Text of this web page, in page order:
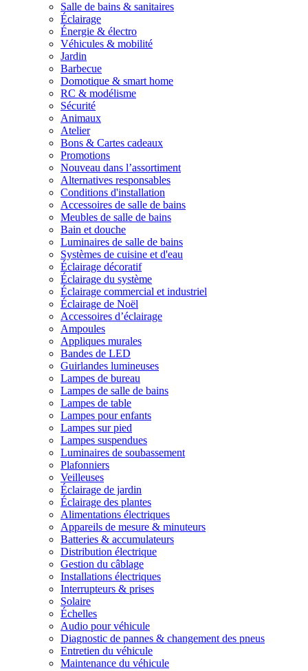
Salle de bains & sanitaires
Éclairage
Énergie & électro
Véhicules & mobilité
Jardin
Barbecue
Domotique & smart home
RC & modélisme
Sécurité
Animaux
Atelier
Bons & Cartes cadeaux
Promotions
Nouveau dans l’assortiment
Alternatives responsables
Conditions d'installation
Accessoires de salle de bains
Meubles de salle de bains
Bain et douche
Luminaires de salle de bains
Systèmes de cuisine et d'eau
Éclairage décoratif
Éclairage du système
Éclairage commercial et industriel
Éclairage de Noël
Accessoires d’éclairage
Ampoules
Appliques murales
Bandes de LED
Guirlandes lumineuses
Lampes de bureau
Lampes de salle de bains
Lampes de table
Lampes pour enfants
Lampes sur pied
Lampes suspendues
Luminaires de soubassement
Plafonniers
Veilleuses
Éclairage de jardin
Éclairage des plantes
Alimentations électriques
Appareils de mesure & minuteurs
Batteries & accumulateurs
Distribution électrique
Gestion du câblage
Installations électriques
Interrupteurs & prises
Solaire
Échelles
Audio pour véhicule
Diagnostic de pannes & changement des pneus
Entretien du véhicule
Maintenance du véhicule